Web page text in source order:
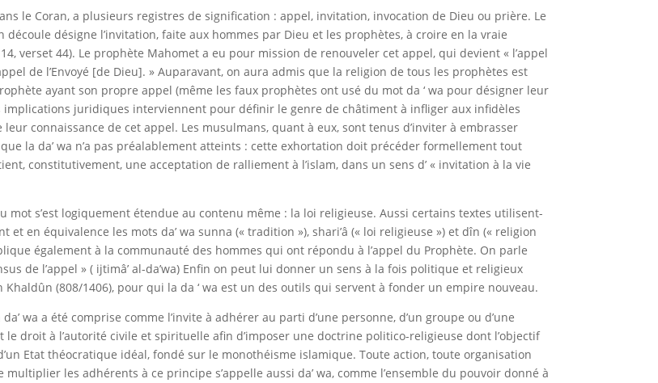
le Coran, a plusieurs registres de signification : appel, invitation, invocation de Dieu ou prière. Le
découle désigne l’invitation, faite aux hommes par Dieu et les prophètes, à croire en la vraie
verset 44). Le prophète Mahomet a eu pour mission de renouveler cet appel, qui devient « l’appel
de l’Envoyé [de Dieu]. » Auparavant, on aura admis que la religion de tous les prophètes est
ayant son propre appel (même les faux prophètes ont usé du mot da ‘ wa pour désigner leur
implications juridiques interviennent pour définir le genre de châtiment à infliger aux infidèles
leur connaissance de cet appel. Les musulmans, quant à eux, sont tenus d’inviter à embrasser
que la da’ wa n’a pas préalablement atteints : cette exhortation doit précéder formellement tout
constitutivement, une acceptation de ralliement à l’islam, dans un sens d’ « invitation à la vie
mot s’est logiquement étendue au contenu même : la loi religieuse. Aussi certains textes utilisent-
et en équivalence les mots da’ wa sunna (« tradition »), shari’â (« loi religieuse ») et dîn (« religion
également à la communauté des hommes qui ont répondu à l’appel du Prophète. On parle
de l’appel » ( ijtimâ’ al-da’wa) Enfin on peut lui donner un sens à la fois politique et religieux
Khaldûn (808/1406), pour qui la da ‘ wa est un des outils qui servent à fonder un empire nouveau.
da’ wa a été comprise comme l’invite à adhérer au parti d’une personne, d’un groupe ou d’une
le droit à l’autorité civile et spirituelle afin d’imposer une doctrine politico-religieuse dont l’objectif
Etat théocratique idéal, fondé sur le monothéisme islamique. Toute action, toute organisation
les adhérents à ce principe s’appelle aussi da’ wa, comme l’ensemble du pouvoir donné à